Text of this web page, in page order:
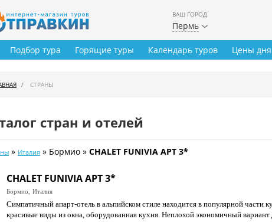
ВАШ ГОРОД
Пермь
Подбор тура Горящие туры Календарь туров Цены дня
СТРАНЫ
стран и отелей
» Италия » Бормио » CHALET FUNIVIA APT 3*
CHALET FUNIVIA APT 3*
Бормио, Италия
Симпатичный апарт-отель в альпийском стиле находится в популярной
красивые виды из окна, оборудованная кухня. Неплохой экономичный